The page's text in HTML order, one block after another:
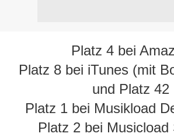
Platz 4 bei
Platz 8 bei iTunes (mit
und Platz 42
Platz 1 bei Musikload
Platz 2 bei Musicload